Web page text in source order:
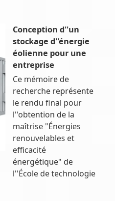
Conception d''un
stockage d''énergie
éolienne pour une
entreprise
Ce mémoire de
recherche représente
le rendu ﬁnal pour
l''obtention de la
maîtrise "Énergies
renouvelables et
eﬃcacité
énergétique" de
l''École de technologie